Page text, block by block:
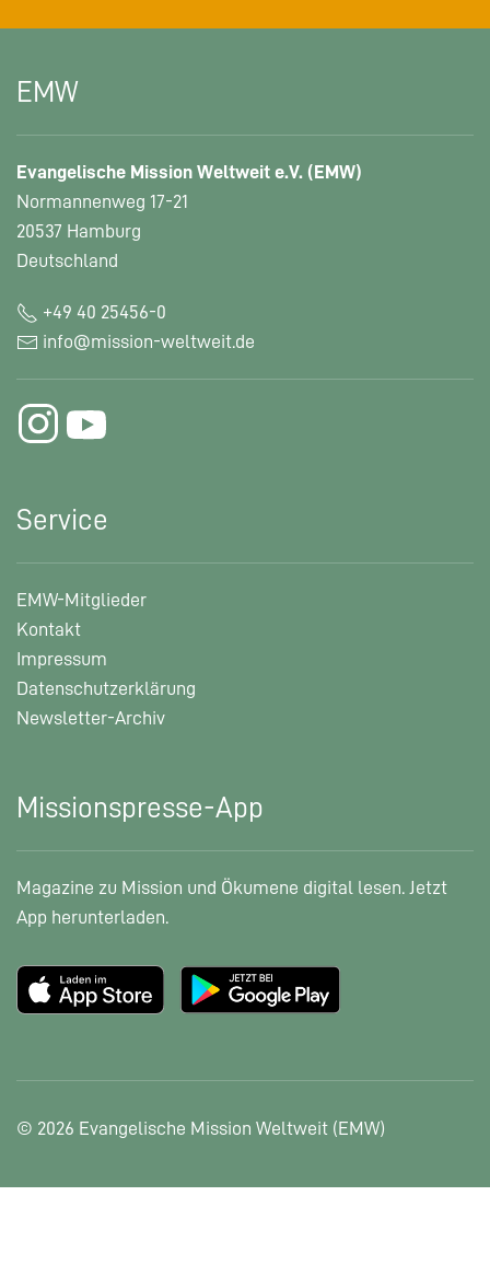
EMW
Evangelische Mission Weltweit e.V. (EMW)
Normannenweg 17-21
20537 Hamburg
Deutschland
+49 40 25456-0
info@mission-weltweit.de
Service
EMW-Mitglieder
Kontakt
Impressum
Datenschutzerklärung
Newsletter-Archiv
Missionspresse-App
Magazine zu Mission und Ökumene digital lesen. Jetzt
App herunterladen.
© 2026 Evangelische Mission Weltweit (EMW)